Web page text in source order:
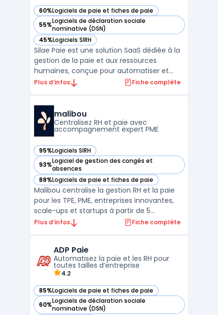
60%Logiciels de paie et fiches de paie
— voir Silae Paie dans cette catégorie
55%Logiciels de déclaration sociale
nominative (DSN)
— voir Silae Paie dans cette catégorie
45%Logiciels SIRH
— voir Silae Paie dans cette catégorie
Silae Paie est une solution SaaS dédiée à la
gestion de la paie et aux ressources
humaines, conçue pour automatiser et
simplifier le traitement des bulletins de
conforme aux réglementations en vigueur,
réduisant ains ...
Plus d’infos Fiche complète
malibou
Centralisez RH et paie avec
accompagnement expert PME
95%Logiciels SIRH
— voir malibou dans cette catégorie
93%Logiciel de gestion des congés et
absences
— voir malibou dans cette catégorie
88%Logiciels de paie et fiches de paie
— voir malibou dans cette catégorie
Malibou centralise la gestion RH et la paie
pour les TPE, PME, entreprises innovantes,
scale-ups et startups à partir de 5
collaborateurs. Cette plateforme répond
équipes sans service RH dédié. Malibou cible
les entr ...
Plus d’infos Fiche complète
ADP Paie
Automatisez la paie et les RH pour
toutes tailles d’entreprise
4.2
85%Logiciels de paie et fiches de paie
— voir ADP Paie dans cette catégorie
60%Logiciels de déclaration sociale
nominative (DSN)
— voir ADP Paie dans cette catégorie